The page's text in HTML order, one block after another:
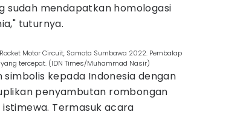
sudah mendapatkan homologasi
tuturnya.
Motor Circuit, Samota Sumbawa 2022. Pembalap
tercepat. (IDN Times/Muhammad Nasir)
kepada Indonesia dengan
penyambutan rombongan
istimewa. Termasuk acara